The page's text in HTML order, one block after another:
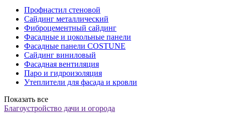
Профнастил стеновой
Сайдинг металлический
Фиброцементный сайдинг
Фасадные и цокольные панели
Фасадные панели COSTUNE
Сайдинг виниловый
Фасадная вентиляция
Паро и гидроизоляция
Утеплители для фасада и кровли
Показать все
Благоустройство дачи и огорода